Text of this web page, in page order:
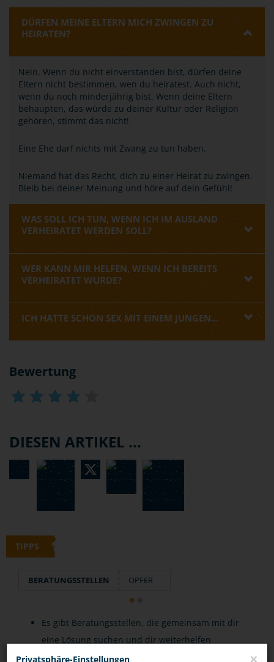
DÜRFEN MEINE ELTERN MICH ZWINGEN ZU
HEIRATEN?
Nein. Wenn du nicht einverstanden bist, dürfen deine
Eltern nicht bestimmen, wen du heiratest. Auch nicht,
wenn du noch minderjährig bist. Wenn deine Eltern
behaupten, das würde zu deiner Kultur oder Religion
gehören, stimmt das nicht!
Eine Ehe darf nichts mit Zwang zu tun haben.
Niemand hat das Recht, dich zu einer Heirat zu zwingen.
Bleib bei deiner Meinung und höre auf dein Gefühl!
WAS SOLL ICH TUN, WENN ICH IM AUSLAND
VERHEIRATET WERDEN SOLL?
WER KANN MIR HELFEN, WENN ICH BEREITS
VERHEIRATET WURDE?
ICH HATTE SCHON SEX MIT EINEM JUNGEN...
Bewertung
DIESEN ARTIKEL ...
TIPPS
BERATUNGSSTELLEN OPFER
Es gibt Beratungsstellen, die gemeinsam mit dir
eine Lösung suchen und dir weiterhelfen
können.
Privatsphäre-Einstellungen